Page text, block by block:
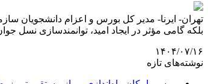
تهران- ایرنا- مدیر کل بورس و اعزام دانشجویان
بلکه گامی مؤثر در ایجاد امید، توانمندسازی
۱۴۰۴/۰۷/۱۶
نوشته‌های تازه